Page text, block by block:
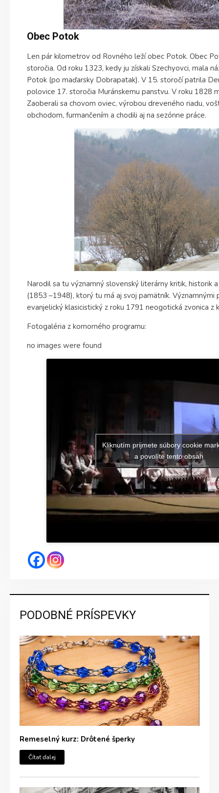
Obec Potok
Len pár kilometrov od Rovného leží obec Potok. Obec
storočia. Od roku 1323, kedy ju získali Szechyovci, mala
Potok (po maďarsky Dobrapatak). V 15. storočí patrila
polovice 17. storočia Muránskemu panstvu. V roku 1828
Zaoberali sa chovom oviec, výrobou dreveného riadu,
obchodom, furmančením a chodili aj na sezónne práce.
Narodil sa tu významný slovenský literárny kritik, historik
(1853 –1948), ktorý tu má aj svoj pamätník. Významnými
evanjelický klasicistický z roku 1791 neogotická zvonica z
Fotogaléria z komorného programu:
no images were found
Kliknutím prijmete súbory cookie
a povolíte tento obsah
PODOBNÉ PRÍSPEVKY
Remeselný kurz: Drôtené šperky
Čítať ďalej